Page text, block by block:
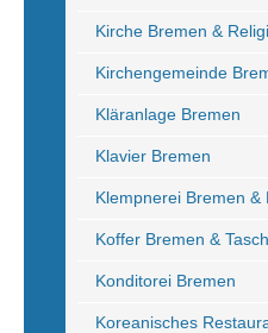
Kirche Bremen &
Kirchengemeinde
Kläranlage Bremen
Klavier Bremen
Klempnerei Bremen &
Koffer Bremen &
Konditorei Bremen
Koreanisches